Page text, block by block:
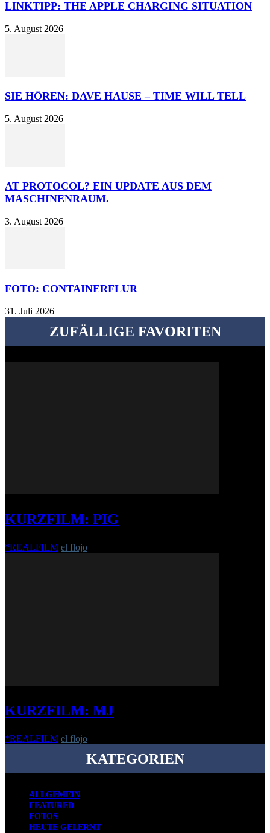
LINKTIPP: THE APPLE CHARGING SITUATION
5. August 2026
SIE HÖREN: DAVE HAUSE – TIME WILL TELL
5. August 2026
AT PROTOCOL? EIN UPDATE AUS DEM
MASCHINENRAUM.
3. August 2026
FOTO: CONTAINERFLUR
31. Juli 2026
ZUFÄLLIGE FAVORITEN
KURZFILM: PIG
*REALFILM el flojo
KURZFILM: MJ
*REALFILM el flojo
KATEGORIEN
ALLGEMEIN
FEATURED
FOTOS
HEUTE GELERNT